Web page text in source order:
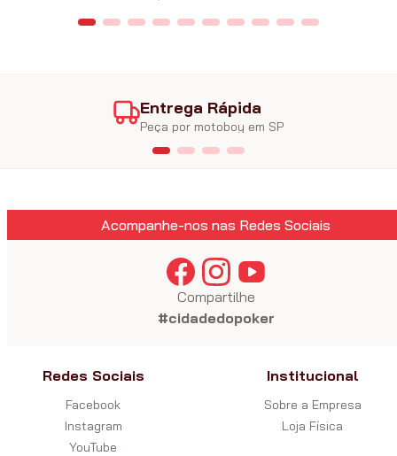
Entrega Rápida
Peça por motoboy em SP
Acompanhe-nos nas Redes Sociais
Compartilhe
#cidadedopoker
Redes Sociais
Facebook
Instagram
YouTube
Institucional
Sobre a Empresa
Loja Física